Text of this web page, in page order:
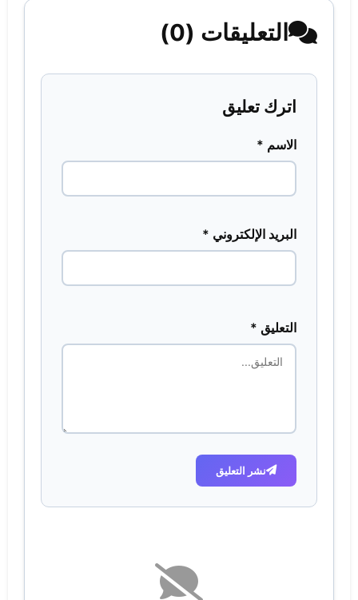
التعليقات (0)
اترك تعليق
الاسم *
البريد الإلكتروني *
التعليق *
نشر التعليق